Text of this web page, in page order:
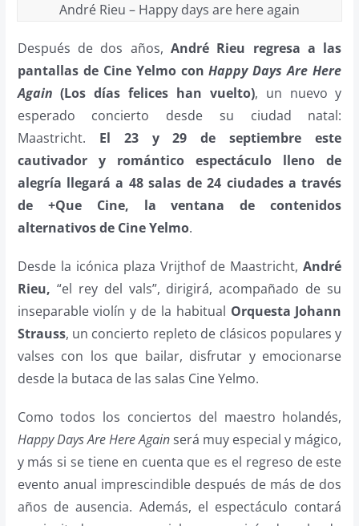
André Rieu – Happy days are here again
Después de dos años, André Rieu regresa a las
pantallas de Cine Yelmo conHappy Days Are Here
Again (Los días felices han vuelto), un nuevo y
esperado concierto desde su ciudad natal:
Maastricht. El 23 y 29 de septiembre este
cautivador y romántico espectáculo lleno de
alegría llegará a 48 salas de 24 ciudades a través
de +Que Cine, la ventana de contenidos
alternativos de Cine Yelmo.
Desde la icónica plaza Vrijthof de Maastricht,André
Rieu, “el rey del vals”, dirigirá, acompañado de su
inseparable violín y de la habitual Orquesta Johann
Strauss, un concierto repleto de clásicos populares y
valses con los que bailar, disfrutar y emocionarse
desde la butaca de las salas Cine Yelmo.
Como todos los conciertos del maestro holandés,
Happy Days Are Here Againserá muy especial y mágico,
y más si se tiene en cuenta que es el regreso de este
evento anual imprescindible después de más de dos
años de ausencia. Además, el espectáculo contará